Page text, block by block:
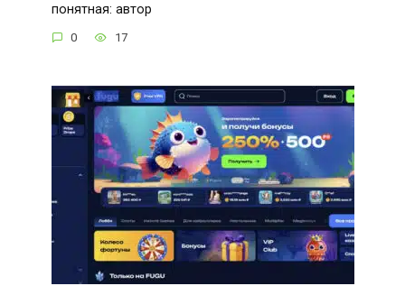
понятная: автор
0 17